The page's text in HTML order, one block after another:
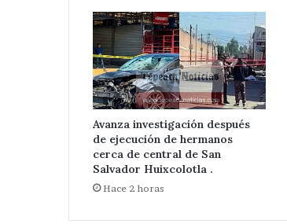
Avanza investigación después
de ejecución de hermanos
cerca de central de San
Salvador Huixcolotla .
Hace 2 horas